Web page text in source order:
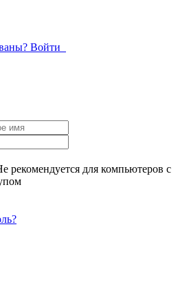
Войти
рекомендуется для компьютеров с